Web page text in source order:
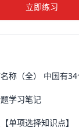
立即练习
称（全） 中国有
学习笔记
单项选择知识点】